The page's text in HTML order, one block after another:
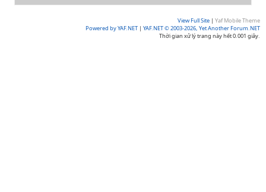
View Full Site | Yaf Mobile Theme
Powered by YAF.NET | YAF.NET © 2003-2026, Yet Another Forum.NET
Thời gian xử lý trang này hết 0.001 giây.